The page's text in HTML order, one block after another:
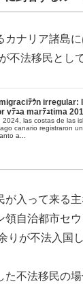
カナリア諸島
不法移民とし
ﾃｳn irregular:
vﾃｭa marﾃｭtima
2024, las costas de las
canario registraron
a...
が入って来る
自治都市セウ
りが不法入国し
た不法移民の